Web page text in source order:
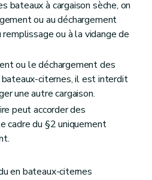
bateaux à cargaison sèche, on
ou au déchargement
ou à la vidange de
ou le déchargement des
bateaux-citernes, il est interdit
une autre cargaison.
peut accorder des
cadre du §2 uniquement
en bateaux-citernes